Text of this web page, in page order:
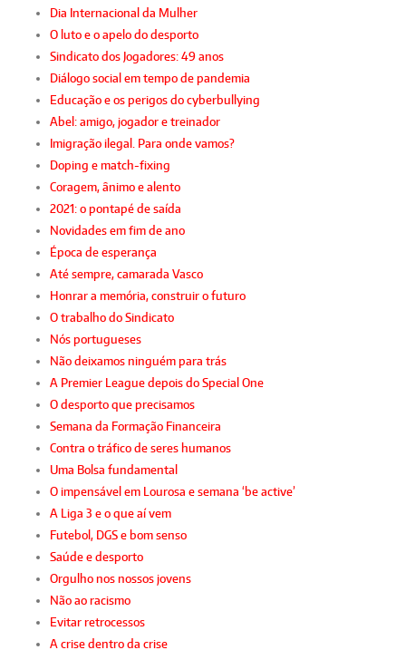
Dia Internacional da Mulher
O luto e o apelo do desporto
Sindicato dos Jogadores: 49 anos
Diálogo social em tempo de pandemia
Educação e os perigos do cyberbullying
Abel: amigo, jogador e treinador
Imigração ilegal. Para onde vamos?
Doping e match-fixing
Coragem, ânimo e alento
2021: o pontapé de saída
Novidades em fim de ano
Época de esperança
Até sempre, camarada Vasco
Honrar a memória, construir o futuro
O trabalho do Sindicato
Nós portugueses
Não deixamos ninguém para trás
A Premier League depois do Special One
O desporto que precisamos
Semana da Formação Financeira
Contra o tráfico de seres humanos
Uma Bolsa fundamental
O impensável em Lourosa e semana ‘be active’
A Liga 3 e o que aí vem
Futebol, DGS e bom senso
Saúde e desporto
Orgulho nos nossos jovens
Não ao racismo
Evitar retrocessos
A crise dentro da crise